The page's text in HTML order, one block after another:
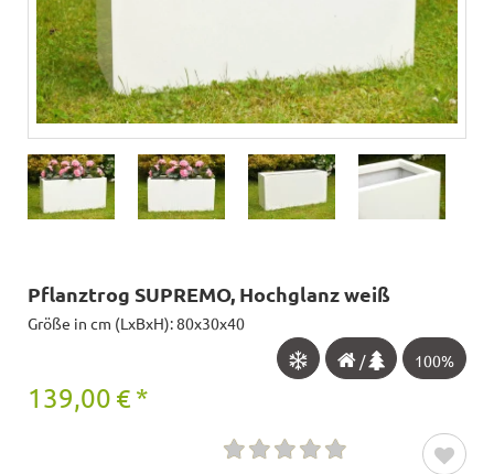
Pflanztrog SUPREMO, Hochglanz weiß
Größe in cm (LxBxH): 80x30x40
100%
/
139,00 € *